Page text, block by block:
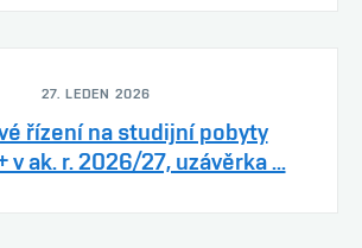
27. LEDEN 2026
řízení na studijní pobyty
v ak. r. 2026/27, uzávěrka ...